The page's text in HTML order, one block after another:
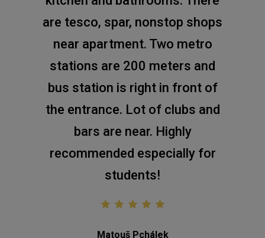
are tesco, spar, nonstop shops
near apartment. Two metro
stations are 200 meters and
bus station is right in front of
the entrance. Lot of clubs and
bars are near. Highly
recommended especially for
students!
Matouš Pchálek